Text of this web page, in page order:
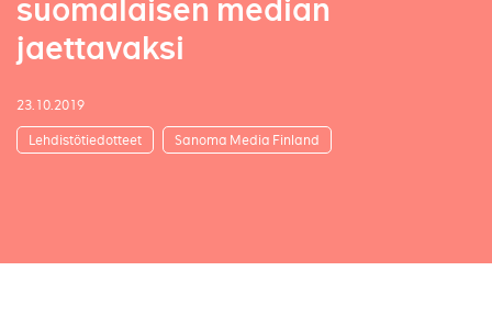
suomalaisen median
jaettavaksi
23.10.2019
Lehdistötiedotteet Sanoma Media Finland